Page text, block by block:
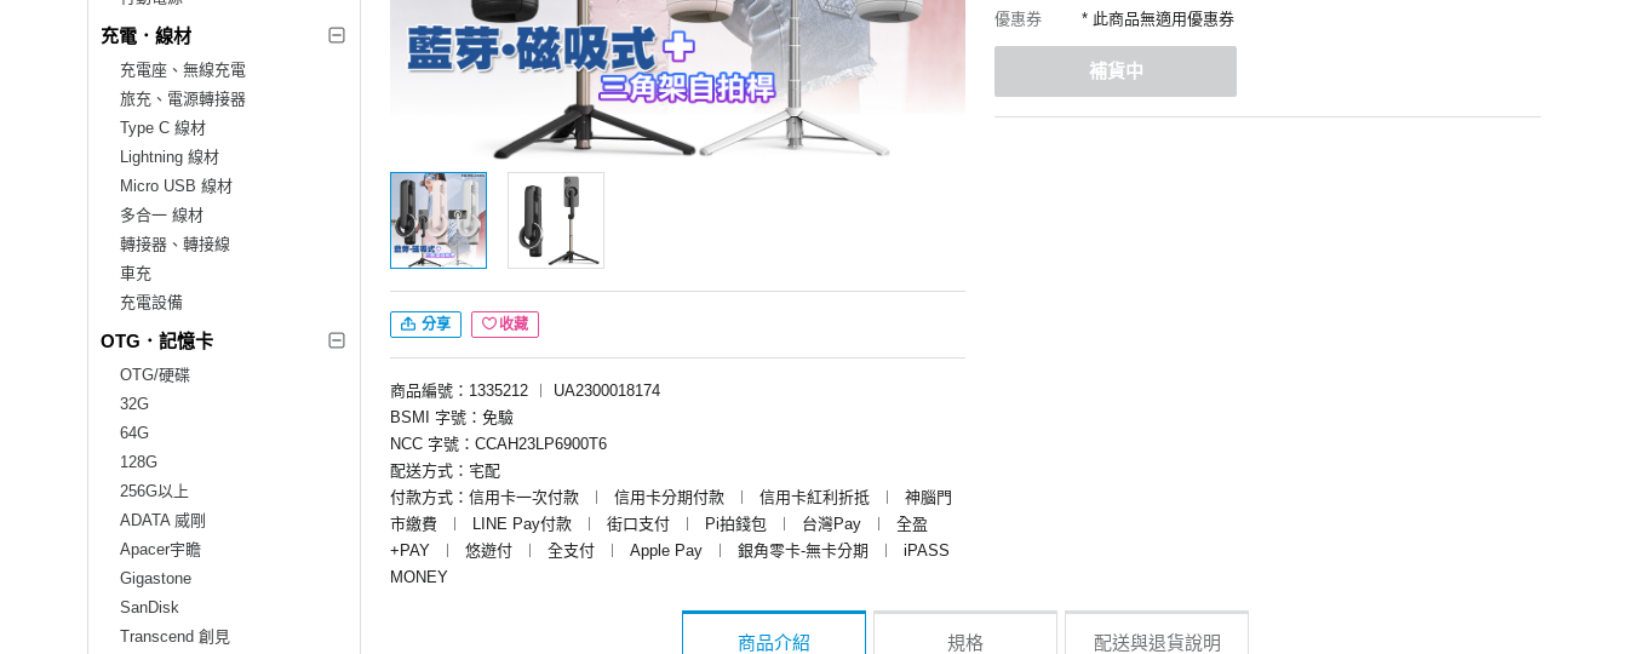
充電．線材
充電座、無線充電
旅充、電源轉接器
Type C 線材
Lightning 線材
Micro USB 線材
多合一 線材
轉接器、轉接線
車充
充電設備
OTG．記憶卡
OTG/硬碟
32G
64G
128G
256G以上
ADATA 威剛
Apacer宇瞻
Gigastone
SanDisk
Transcend 創見
分享 收藏
商品編號：1335212 ︱
UA2300018174
BSMI 字號：免驗
NCC 字號：CCAH23LP6900T6
配送方式：宅配
付款方式：信用卡一次付款
︱ 信用卡分期付款 ︱ 信用卡紅利折抵 ︱
神腦門
市繳費
︱ LINE Pay付款 ︱ 街口支付 ︱ Pi拍錢包 ︱ 台灣Pay ︱
全盈
+PAY
︱ 悠遊付 ︱ 全支付 ︱ Apple Pay ︱ 銀角零卡-無卡分期 ︱
iPASS
MONEY
優惠券 * 此商品無適用優惠券
補貨中
商品介紹 規格 配送與退貨說明